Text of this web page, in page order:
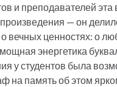
и преподавателей
— он
вечных ценностях: о
энергетика
у студентов была
на память об этом